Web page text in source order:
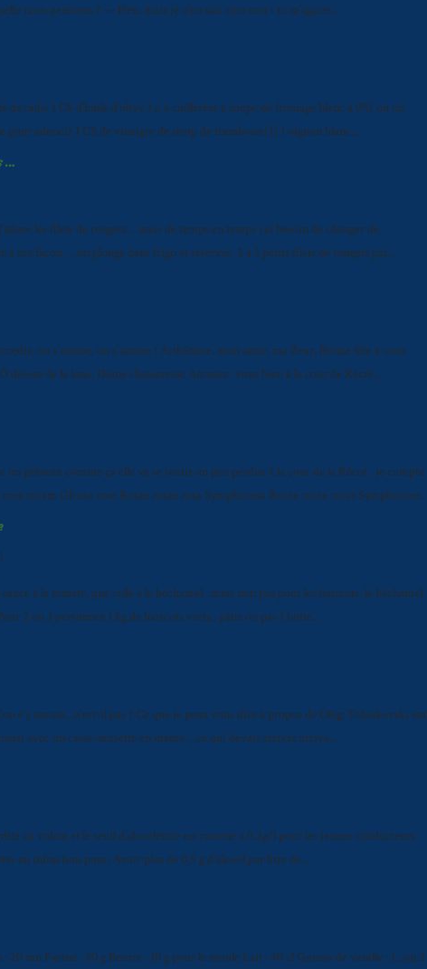
nous pensions ? — Heu, mais je n’en sais rien moi ! tu m’agaces...
radis 1 CS d’huile d’olive 3 à 4 cuillerées à soupe de fromage blanc à 0%( ou un
pour adoucir 1 CS de vinaigre de sirop de framboise[1] 1 oignon blanc,...
les filets de rougets …mais de temps en temps j’ai besoin de changer de
ma façon … on plonge dans frigo et réserves. 2 à 3 petits filets de rougets par...
on s'amuse, on s'amuse ! Arthémise, mon amie, ma fleur, Bonne fête à vous
déesse de la lune, Diane chasseresse Amusez- vous bien à la cour de Récré...
un prénom comme ça elle va se sentir un peu perdue à la cour de la Récré , je compte
rosam Oh ma rose Rosae rosae rosa Symphorosa Rosae rosae rosas Symphorose...
)
à la tomate, que celle à la béchamel...mais non pas pour les haricots, la béchamel
2 ou 3 personnes 1 kg de haricots verts…plats ou pas 1 boite...
s'y amuse...n'est-il pas ? Ce que je peux vous dire à propos de Oleg: Tchaïkovski
avec un casse-noisette en même …ce qui devait arriver arriva...
au volant et le seuil d’alcoolémie est ramené à 0.2g/l pour les jeunes conducteurs
en infraction pour: Avoir plus de 0,5 g d'alcool par litre de...
mn Farine : 40 g Beurre : 10 g pour le moule Lait : 40 cl Gousse de vanille : 1...ou 2